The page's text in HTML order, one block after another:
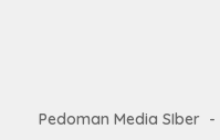
Pedoman Media SIber